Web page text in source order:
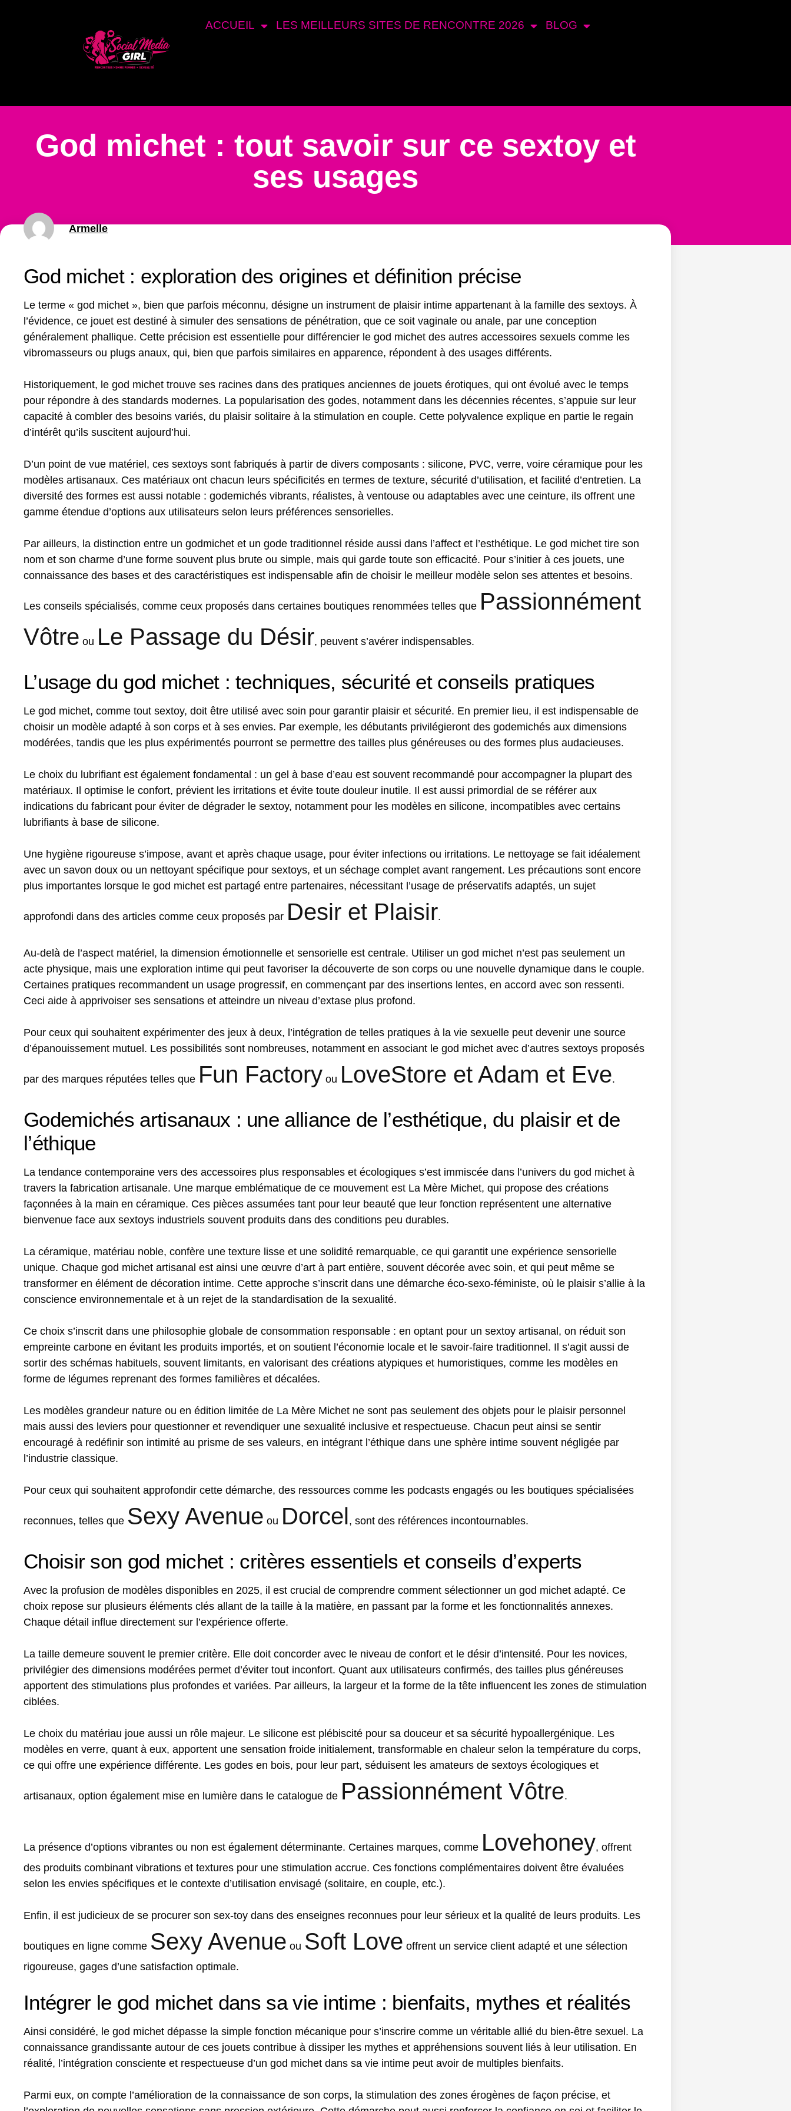
ACCUEIL LES MEILLEURS SITES DE RENCONTRE 2026 BLOG
God michet : tout savoir sur ce sextoy et
ses usages
Armelle
God michet : exploration des origines et définition précise
Le terme « god michet », bien que parfois méconnu, désigne un instrument de plaisir intime appartenant à la famille des sextoys. À
l’évidence, ce jouet est destiné à simuler des sensations de pénétration, que ce soit vaginale ou anale, par une conception
généralement phallique. Cette précision est essentielle pour différencier le god michet des autres accessoires sexuels comme les
vibromasseurs ou plugs anaux, qui, bien que parfois similaires en apparence, répondent à des usages différents.
Historiquement, le god michet trouve ses racines dans des pratiques anciennes de jouets érotiques, qui ont évolué avec le temps
pour répondre à des standards modernes. La popularisation des godes, notamment dans les décennies récentes, s’appuie sur leur
capacité à combler des besoins variés, du plaisir solitaire à la stimulation en couple. Cette polyvalence explique en partie le regain
d’intérêt qu’ils suscitent aujourd’hui.
D’un point de vue matériel, ces sextoys sont fabriqués à partir de divers composants : silicone, PVC, verre, voire céramique pour les
modèles artisanaux. Ces matériaux ont chacun leurs spécificités en termes de texture, sécurité d’utilisation, et facilité d’entretien. La
diversité des formes est aussi notable : godemichés vibrants, réalistes, à ventouse ou adaptables avec une ceinture, ils offrent une
gamme étendue d’options aux utilisateurs selon leurs préférences sensorielles.
Par ailleurs, la distinction entre un godmichet et un gode traditionnel réside aussi dans l’affect et l’esthétique. Le god michet tire son
nom et son charme d’une forme souvent plus brute ou simple, mais qui garde toute son efficacité. Pour s’initier à ces jouets, une
connaissance des bases et des caractéristiques est indispensable afin de choisir le meilleur modèle selon ses attentes et besoins.
Les conseils spécialisés, comme ceux proposés dans certaines boutiques renommées telles que Passionnément
Vôtre ou Le Passage du Désir, peuvent s’avérer indispensables.
L’usage du god michet : techniques, sécurité et conseils pratiques
Le god michet, comme tout sextoy, doit être utilisé avec soin pour garantir plaisir et sécurité. En premier lieu, il est indispensable de
choisir un modèle adapté à son corps et à ses envies. Par exemple, les débutants privilégieront des godemichés aux dimensions
modérées, tandis que les plus expérimentés pourront se permettre des tailles plus généreuses ou des formes plus audacieuses.
Le choix du lubrifiant est également fondamental : un gel à base d’eau est souvent recommandé pour accompagner la plupart des
matériaux. Il optimise le confort, prévient les irritations et évite toute douleur inutile. Il est aussi primordial de se référer aux
indications du fabricant pour éviter de dégrader le sextoy, notamment pour les modèles en silicone, incompatibles avec certains
lubrifiants à base de silicone.
Une hygiène rigoureuse s’impose, avant et après chaque usage, pour éviter infections ou irritations. Le nettoyage se fait idéalement
avec un savon doux ou un nettoyant spécifique pour sextoys, et un séchage complet avant rangement. Les précautions sont encore
plus importantes lorsque le god michet est partagé entre partenaires, nécessitant l’usage de préservatifs adaptés, un sujet
approfondi dans des articles comme ceux proposés par Desir et Plaisir.
Au-delà de l’aspect matériel, la dimension émotionnelle et sensorielle est centrale. Utiliser un god michet n’est pas seulement un
acte physique, mais une exploration intime qui peut favoriser la découverte de son corps ou une nouvelle dynamique dans le couple.
Certaines pratiques recommandent un usage progressif, en commençant par des insertions lentes, en accord avec son ressenti.
Ceci aide à apprivoiser ses sensations et atteindre un niveau d’extase plus profond.
Pour ceux qui souhaitent expérimenter des jeux à deux, l’intégration de telles pratiques à la vie sexuelle peut devenir une source
d’épanouissement mutuel. Les possibilités sont nombreuses, notamment en associant le god michet avec d’autres sextoys proposés
par des marques réputées telles que Fun Factory ou LoveStore et Adam et Eve.
Godemichés artisanaux : une alliance de l’esthétique, du plaisir et de
l’éthique
La tendance contemporaine vers des accessoires plus responsables et écologiques s’est immiscée dans l’univers du god michet à
travers la fabrication artisanale. Une marque emblématique de ce mouvement est La Mère Michet, qui propose des créations
façonnées à la main en céramique. Ces pièces assumées tant pour leur beauté que leur fonction représentent une alternative
bienvenue face aux sextoys industriels souvent produits dans des conditions peu durables.
La céramique, matériau noble, confère une texture lisse et une solidité remarquable, ce qui garantit une expérience sensorielle
unique. Chaque god michet artisanal est ainsi une œuvre d’art à part entière, souvent décorée avec soin, et qui peut même se
transformer en élément de décoration intime. Cette approche s’inscrit dans une démarche éco-sexo-féministe, où le plaisir s’allie à la
conscience environnementale et à un rejet de la standardisation de la sexualité.
Ce choix s’inscrit dans une philosophie globale de consommation responsable : en optant pour un sextoy artisanal, on réduit son
empreinte carbone en évitant les produits importés, et on soutient l’économie locale et le savoir-faire traditionnel. Il s’agit aussi de
sortir des schémas habituels, souvent limitants, en valorisant des créations atypiques et humoristiques, comme les modèles en
forme de légumes reprenant des formes familières et décalées.
Les modèles grandeur nature ou en édition limitée de La Mère Michet ne sont pas seulement des objets pour le plaisir personnel
mais aussi des leviers pour questionner et revendiquer une sexualité inclusive et respectueuse. Chacun peut ainsi se sentir
encouragé à redéfinir son intimité au prisme de ses valeurs, en intégrant l’éthique dans une sphère intime souvent négligée par
l’industrie classique.
Pour ceux qui souhaitent approfondir cette démarche, des ressources comme les podcasts engagés ou les boutiques spécialisées
reconnues, telles que Sexy Avenue ou Dorcel, sont des références incontournables.
Choisir son god michet : critères essentiels et conseils d’experts
Avec la profusion de modèles disponibles en 2025, il est crucial de comprendre comment sélectionner un god michet adapté. Ce
choix repose sur plusieurs éléments clés allant de la taille à la matière, en passant par la forme et les fonctionnalités annexes.
Chaque détail influe directement sur l’expérience offerte.
La taille demeure souvent le premier critère. Elle doit concorder avec le niveau de confort et le désir d’intensité. Pour les novices,
privilégier des dimensions modérées permet d’éviter tout inconfort. Quant aux utilisateurs confirmés, des tailles plus généreuses
apportent des stimulations plus profondes et variées. Par ailleurs, la largeur et la forme de la tête influencent les zones de stimulation
ciblées.
Le choix du matériau joue aussi un rôle majeur. Le silicone est plébiscité pour sa douceur et sa sécurité hypoallergénique. Les
modèles en verre, quant à eux, apportent une sensation froide initialement, transformable en chaleur selon la température du corps,
ce qui offre une expérience différente. Les godes en bois, pour leur part, séduisent les amateurs de sextoys écologiques et
artisanaux, option également mise en lumière dans le catalogue de Passionnément Vôtre.
La présence d’options vibrantes ou non est également déterminante. Certaines marques, comme Lovehoney, offrent
des produits combinant vibrations et textures pour une stimulation accrue. Ces fonctions complémentaires doivent être évaluées
selon les envies spécifiques et le contexte d’utilisation envisagé (solitaire, en couple, etc.).
Enfin, il est judicieux de se procurer son sex-toy dans des enseignes reconnues pour leur sérieux et la qualité de leurs produits. Les
boutiques en ligne comme Sexy Avenue ou Soft Love offrent un service client adapté et une sélection
rigoureuse, gages d’une satisfaction optimale.
Intégrer le god michet dans sa vie intime : bienfaits, mythes et réalités
Ainsi considéré, le god michet dépasse la simple fonction mécanique pour s’inscrire comme un véritable allié du bien-être sexuel. La
connaissance grandissante autour de ces jouets contribue à dissiper les mythes et appréhensions souvent liés à leur utilisation. En
réalité, l’intégration consciente et respectueuse d’un god michet dans sa vie intime peut avoir de multiples bienfaits.
Parmi eux, on compte l’amélioration de la connaissance de son corps, la stimulation des zones érogènes de façon précise, et